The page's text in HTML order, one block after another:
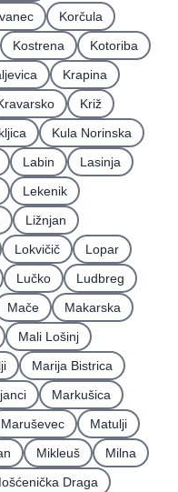
Korčula
Kostrena
Kotoriba
Krapina
Križ
Kula Norinska
Labin
Lasinja
Lekenik
Ližnjan
Lokvičič
Lopar
Lučko
Ludbreg
Mače
Makarska
Mali Lošinj
Marija Bistrica
Markušica
Maruševec
Matulji
Mikleuš
Milna
Draga